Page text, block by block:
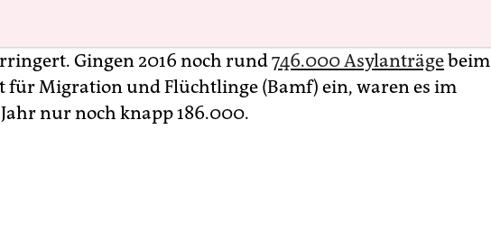
Gingen 2016 noch rund746.000 Asylanträgebeim
für Migration und Flüchtlinge (Bamf) ein, waren es im
nur noch knapp 186.000.